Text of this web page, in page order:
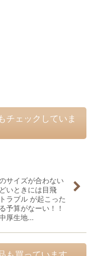
チェックしていま
サイズが合わない
いときには目飛
ラブル が起こった
予算がなーい！！
厚生地…